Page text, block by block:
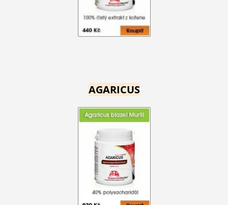
AGARICUS